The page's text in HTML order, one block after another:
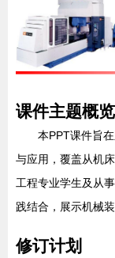
课件主题概览
本PPT课件旨
与应用，覆盖从机
工程专业学生及从
践结合，展示机械
修订计划